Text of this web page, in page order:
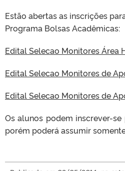
Estão abertas as inscrições
Programa Bolsas Acadêmicas:
Edital Selecao Monitores Área
Edital Selecao Monitores de
Edital Selecao Monitores de
Os alunos podem inscrever-
porém poderá assumir